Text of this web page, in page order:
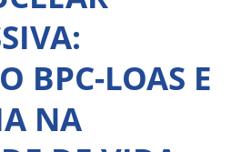
BPC-LOAS E
NA